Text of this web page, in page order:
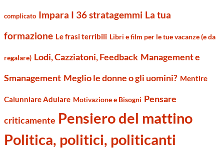
complicato Impara I 36 stratagemmi La tua
formazione Le frasi terribili Libri e film per le tue vacanze (e da
regalare) Lodi, Cazziatoni, Feedback Management e
Smanagement Meglio le donne o gli uomini? Mentire
Calunniare Adulare Motivazione e Bisogni Pensare
criticamente Pensiero del mattino
Politica, politici, politicanti